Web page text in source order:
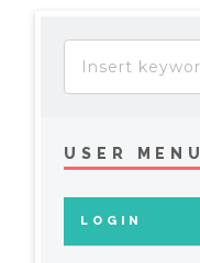
USER MENU
LOGIN